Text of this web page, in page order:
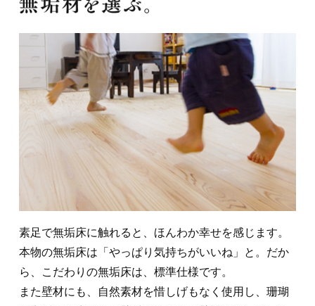
素足で無垢床に触れると、ほんわか幸せを感じます。
本物の無垢床は「やっぱり気持ちがいいね」と。だか
ら、こだわりの無垢床は、標準仕様です。
また壁材にも、自然素材を惜しげもなく使用し、珊瑚